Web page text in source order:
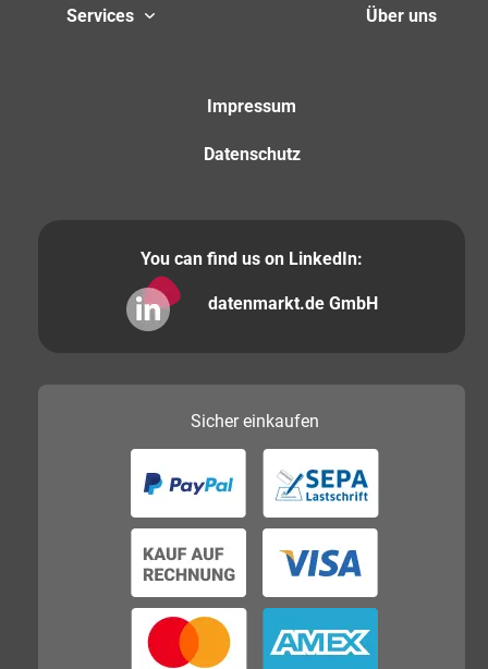
Services Über uns
Impressum
Datenschutz
You can find us on LinkedIn:
datenmarkt.de GmbH
Sichereinkaufen